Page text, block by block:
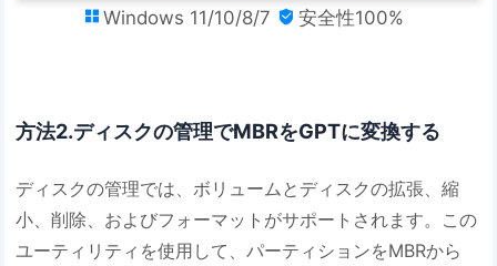
 Windows 11/10/8/7  安全性100%
方法2.ディスクの管理でMBRをGPTに変換する
ディスクの管理では、ボリュームとディスクの拡張、縮
小、削除、およびフォーマットがサポートされます。この
ユーティリティを使用して、パーティションをMBRから